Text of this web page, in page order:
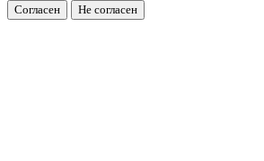
Согласен Не согласен